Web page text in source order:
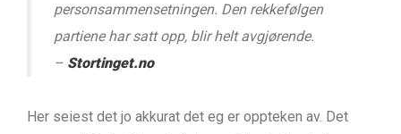
personsammensetningen. Den rekkefølgen
partiene har satt opp, blir helt avgjørende.
– Stortinget.no
Her seiest det jo akkurat det eg er oppteken av. Det